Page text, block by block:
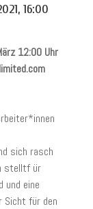
16:00
12:00 Uhr
sich rasch
stelltf ür
und eine
Sicht für den